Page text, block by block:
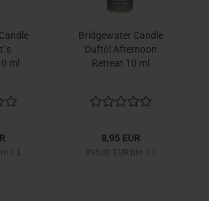
ml
1 L
Bridgewater Candle
Duftöl Afternoon
Retreat 10 ml
8,95 EUR
895,00 EUR pro 1 L